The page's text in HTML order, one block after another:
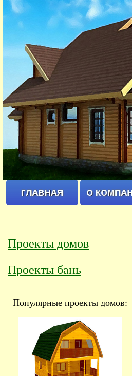
Проекты домов
Проекты бань
Популярные проекты домов: